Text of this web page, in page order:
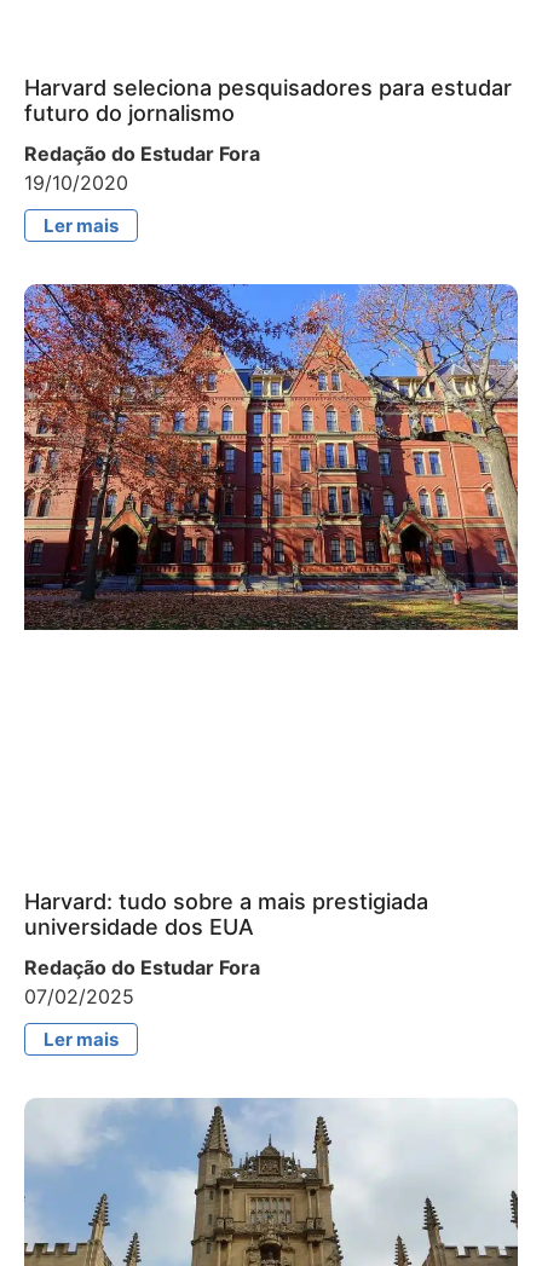
Harvard seleciona pesquisadores para estudar
futuro do jornalismo
Redação do Estudar Fora
19/10/2020
Ler mais
Harvard: tudo sobre a mais prestigiada
universidade dos EUA
Redação do Estudar Fora
07/02/2025
Ler mais